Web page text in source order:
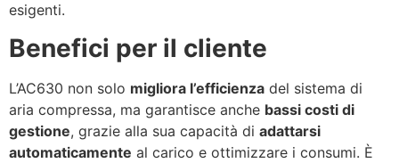
esigenti.
Benefici per il cliente
L’AC630 non solo migliora l’efficienza del sistema di
aria compressa, ma garantisce anche bassi costi di
gestione, grazie alla sua capacità di adattarsi
automaticamente al carico e ottimizzare i consumi. È